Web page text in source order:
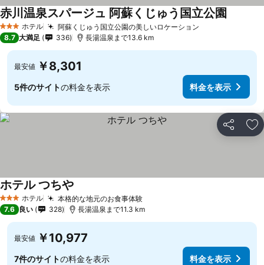
3 ホテルのランク
ホテル 阿蘇くじゅう国立公園の美しいロケーション
赤川温泉スパージュ 阿蘇くじゅう国立公園
8.7 大満足 336 長湯温泉まで13.6 km
最安値 ￥8,301
5件のサイトの料金を表示 料金を表示
シェア お
3 ホテルのランク
ホテル 本格的な地元のお食事体験料金を表示
ホテル つちや
7.6 良い 328 長湯温泉まで11.3 km
最安値 ￥10,977
7件のサイトの料金を表示 料金を表示